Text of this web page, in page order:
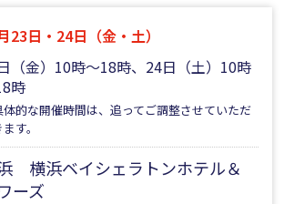
23日・24日（金・土）
（金）10時～18時、24日（土）10時
時
的な開催時間は、追ってご調整させていただ
す。
横浜ベイシェラトンホテル＆
ーズ